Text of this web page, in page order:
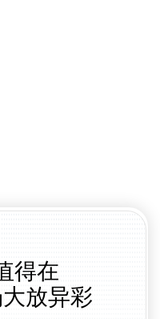
得在
放异彩